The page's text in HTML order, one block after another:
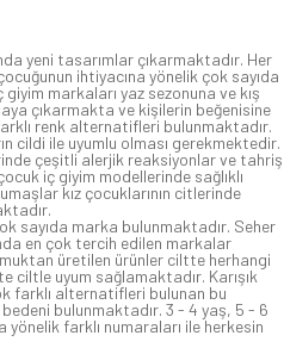
yeni tasarımlar çıkarmaktadır. Her
ihtiyacına yönelik çok sayıda
markaları yaz sezonuna ve kış
çıkarmakta ve kişilerin beğenisine
renk alternatifleri bulunmaktadır.
cildi ile uyumlu olması gerekmektedir.
çeşitli alerjik reaksiyonlar ve tahriş
iç giyim modellerinde sağlıklı
kız çocuklarının citlerinde
sayıda marka bulunmaktadır. Seher
en çok tercih edilen markalar
üretilen ürünler ciltte herhangi
uyum sağlamaktadır. Karışık
farklı alternatifleri bulunan bu
bulunmaktadır. 3 - 4 yaş, 5 - 6
farklı numaraları ile herkesin